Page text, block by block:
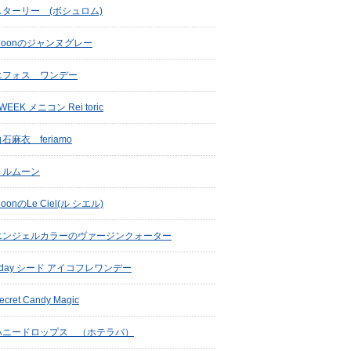
ターリー (ボシュロム)
のジャンヌグレー
フォス ワンデー
メニコン Rei toric
石麻衣 feriamo
ルムーン
のLe Ciel(ル シエル)
ンジェルカラーのヴァージンクォーター
シード アイコフレワンデー
Candy Magic
ニードロップス （ホテラバ）